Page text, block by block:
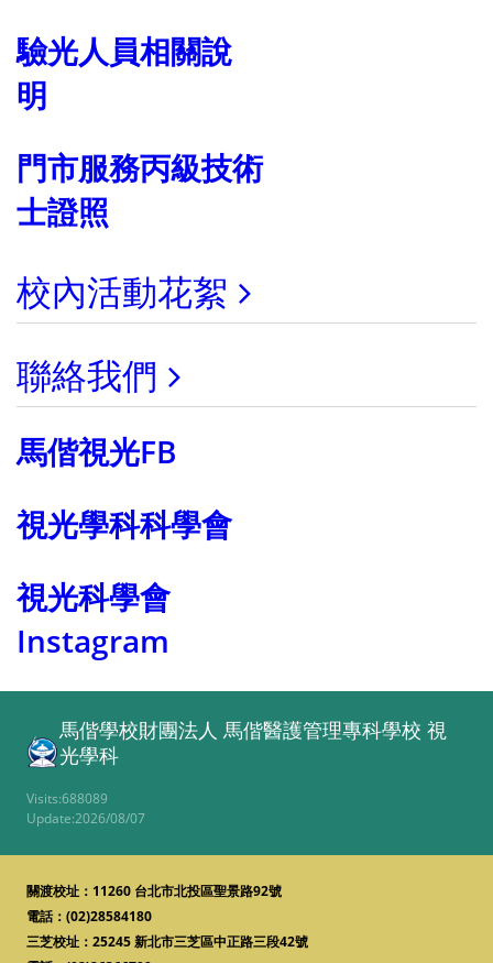
驗光人員相關說
明
門市服務丙級技術
士證照
校內活動花絮
聯絡我們
馬偕視光FB
視光學科科學會
視光科學會
Instagram
馬偕學校財團法人 馬偕醫護管理專科學校視
光學科
Visits:688089
Update:2026/08/07
關渡校址：11260 台北市北投區聖景路92號
電話：(02)28584180
三芝校址：25245 新北市三芝區中正路三段42號